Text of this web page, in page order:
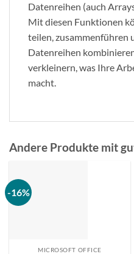
Datenreihen (auch
Mit diesen Funktionen
teilen, zusammenführen
Datenreihen
verkleinern, was Ihre
macht.
Andere Produkte mit
-16%
MICROSOFT OFFICE